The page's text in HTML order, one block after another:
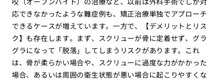
応できなかったような難症例も、矯正治療単独でアプローチ
できるケースが増えています。一方で、【デメリットとリス
ク】も存在します。まず、スクリューが骨に定着せず、グラ
グラになって「脱落」してしまうリスクがあります。これ
は、骨が柔らかい場合や、スクリューに過度な力がかかった
場合、あるいは周囲の衛生状態が悪い場合に起こりやすくな